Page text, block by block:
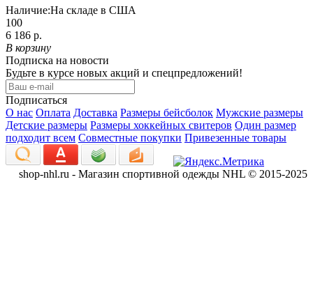
Наличие:На складе в США
100
6 186 р.
В корзину
Подписка на новости
Будьте в курсе новых акций и спецпредложений!
Подписаться
О нас Оплата Доставка Размеры бейсболок Мужские размеры
Детские размеры Размеры хоккейных свитеров Один размер
подходит всем Совместные покупки Привезенные товары
shop-nhl.ru - Магазин спортивной одежды NHL © 2015-2025